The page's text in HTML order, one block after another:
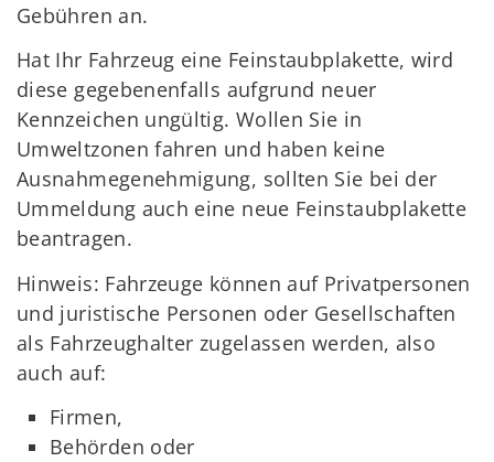
Gebühren an.
Hat Ihr Fahrzeug eine Feinstaubplakette, wird
diese gegebenenfalls aufgrund neuer
Kennzeichen ungültig. Wollen Sie in
Umweltzonen fahren und haben keine
Ausnahmegenehmigung, sollten Sie bei der
Ummeldung auch eine neue Feinstaubplakette
beantragen.
Hinweis: Fahrzeuge können auf Privatpersonen
und juristische Personen oder Gesellschaften
als Fahrzeughalter zugelassen werden, also
auch auf:
Firmen,
Behörden oder